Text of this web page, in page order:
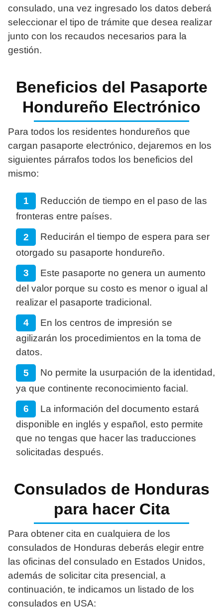
consulado, una vez ingresado los datos deberá
seleccionar el tipo de trámite que desea realizar
junto con los recaudos necesarios para la
gestión.
Beneficios del Pasaporte
Hondureño Electrónico
Para todos los residentes hondureños que
cargan pasaporte electrónico, dejaremos en los
siguientes párrafos todos los beneficios del
mismo:
Reducción de tiempo en el paso de las
fronteras entre países.
Reducirán el tiempo de espera para ser
otorgado su pasaporte hondureño.
Este pasaporte no genera un aumento
del valor porque su costo es menor o igual al
realizar el pasaporte tradicional.
En los centros de impresión se
agilizarán los procedimientos en la toma de
datos.
No permite la usurpación de la identidad,
ya que continente reconocimiento facial.
La información del documento estará
disponible en inglés y español, esto permite
que no tengas que hacer las traducciones
solicitadas después.
Consulados de Honduras
para hacer Cita
Para obtener cita en cualquiera de los
consulados de Honduras deberás elegir entre
las oficinas del consulado en Estados Unidos,
además de solicitar cita presencial, a
continuación, te indicamos un listado de los
consulados en USA: